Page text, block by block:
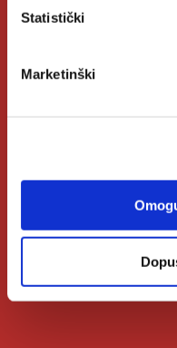
Statistički
Marketinški
Zahtjev